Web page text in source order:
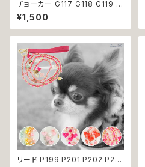
チョーカー G117 G118 G119 首
輪 アクセサリー クリア キラキラ
犬 猫 ペット 極小型犬用 おしゃ
れ かわいい シンプル ピンク ゴ
¥1,500
リード P199 P201 P202 P20